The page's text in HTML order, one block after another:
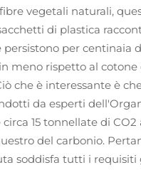
vegetali naturali,
di plastica
per centinaia
meno rispetto al
che è interessante è
da esperti
15 tonnellate di
del carbonio.
soddisfa tutti i